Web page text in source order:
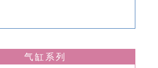
气缸系列